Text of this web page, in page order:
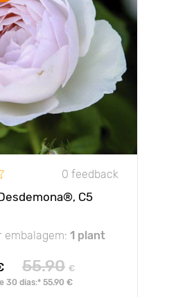
0 feedback
C5
embalagem: 1 plant
55.90 €
30 dias:* 55.90 €